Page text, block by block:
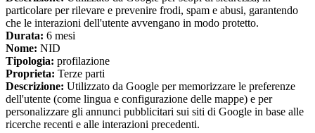
particolare per rilevare e prevenire frodi, spam e abusi, garantendo
che le interazioni dell'utente avvengano in modo protetto.
Durata: 6 mesi
Nome: NID
Tipologia: profilazione
Proprieta: Terze parti
Descrizione: Utilizzato da Google per memorizzare le preferenze
dell'utente (come lingua e configurazione delle mappe) e per
personalizzare gli annunci pubblicitari sui siti di Google in base alle
ricerche recenti e alle interazioni precedenti.